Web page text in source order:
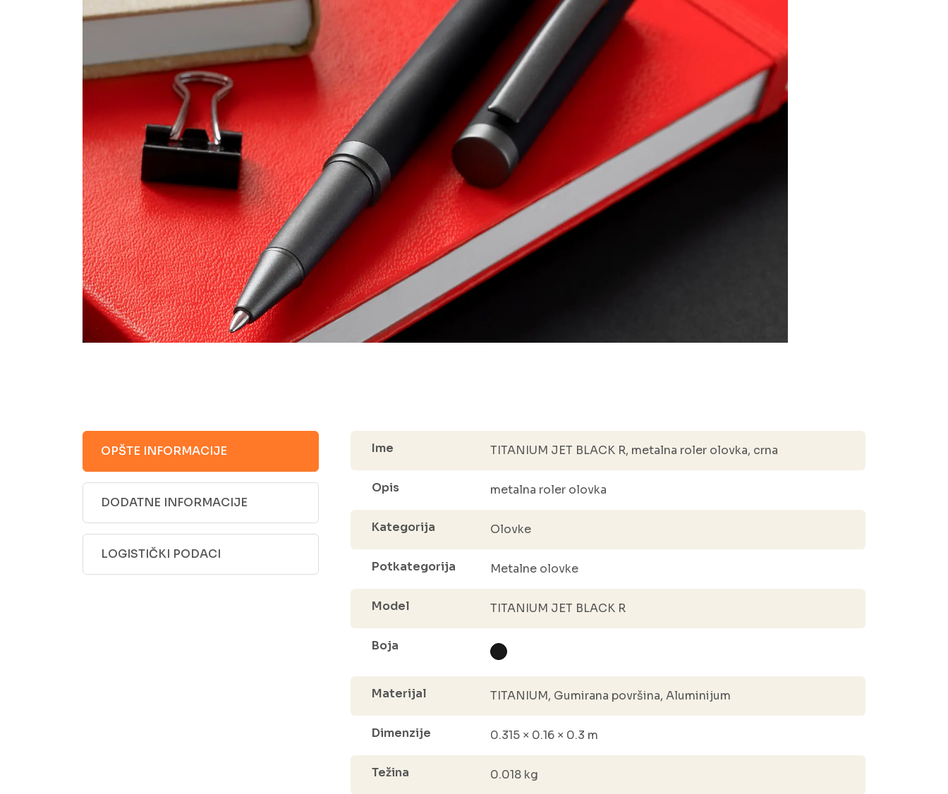
OPŠTE INFORMACIJE
DODATNE INFORMACIJE
LOGISTIČKI PODACI
Ime TITANIUM JET BLACK R, metalna roler olovka, crna
Opis metalna roler olovka
Kategorija Olovke
Potkategorija Metalne olovke
Model TITANIUM JET BLACK R
Boja
Materijal TITANIUM, Gumirana površina, Aluminijum
Dimenzije 0.315 × 0.16 × 0.3 m
Težina 0.018 kg